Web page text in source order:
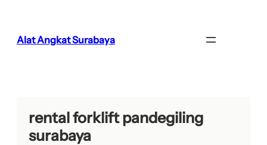
konten
Alat Angkat Surabaya
rental forklift pandegiling
surabaya